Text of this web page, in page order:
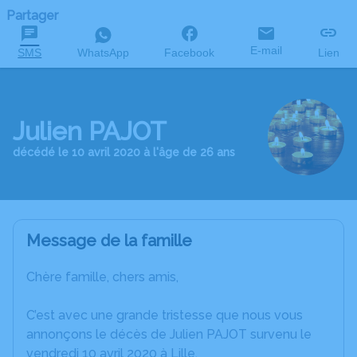
Partager
SMS WhatsApp Facebook E-mail Lien
Julien PAJOT
décédé le 10 avril 2020 à l'âge de 26 ans
Message de la famille
Chère famille, chers amis,
C’est avec une grande tristesse que nous vous
annonçons le décès de Julien PAJOT survenu le
vendredi 10 avril 2020 à Lille.